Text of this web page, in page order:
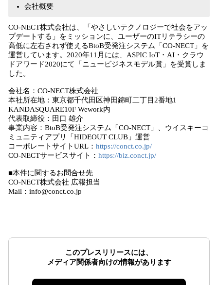
会社概要
CO-NECT株式会社は、「やさしいテクノロジーで社会をアッ
プデートする」をミッションに、ユーザーのITリテラシーの
⾼低に左右されず使えるBtoB受発注システム「CO-NECT」を
運営しています。2020年11月には、ASPIC IoT・AI・クラウ
ドアワード2020にて「ニュービジネスモデル賞」を受賞しま
した。
会社名：CO-NECT株式会社
本社所在地：東京都千代田区神田錦町二丁目2番地1
KANDASQUARE10F Wework内
代表取締役：⽥⼝ 雄介
事業内容：BtoB受発注システム「CO-NECT」、ウイスキーコ
ミュニティアプリ「HIDEOUT CLUB」運営
コーポレートサイトURL： https://conct.co.jp/
CO-NECTサービスサイト： https://biz.conct.jp/
■本件に関するお問合せ先
CO-NECT株式会社 広報担当
Mail：info@conct.co.jp
このプレスリリースには、
メディア関係者向けの情報があります